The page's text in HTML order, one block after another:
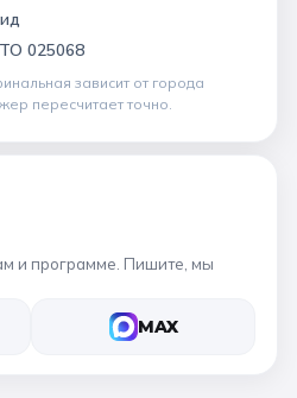
025068
зависит от города
пересчитает точно.
и программе. Пишите, мы
MAX